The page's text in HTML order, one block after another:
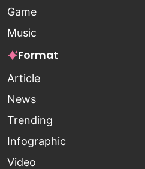
Game
Music
Format
Article
News
Trending
Infographic
Video